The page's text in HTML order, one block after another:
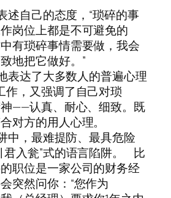
述自己的态度，“琐碎的事
岗位上都是不可避免的
有琐碎事情需要做，我会
地把它做好。”
表达了大多数人的普遍心理
，又强调了自己对琐
——认真、耐心、细致。既
对方的用人心理。
中，最难提防、最具危险
君入瓮”式的语言陷阱。 比
职位是一家公司的财务经
突然问你：“您作为